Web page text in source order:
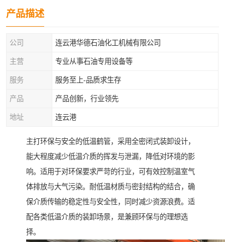
产品描述
公司 连云港华德石油化工机械有限公司
主营 专业从事石油专用设备等
服务 服务至上-品质求生存
产品 产品创新，行业领先
地址 连云港
主打环保与安全的低温鹤管，采用全密闭式装卸设计，
能大程度减少低温介质的挥发与泄漏，降低对环境的影
响。适用于对环保要求严苛的行业，可有效控制温室气
体排放与大气污染。耐低温材质与密封结构的结合，确
保介质传输的稳定性与安全性，同时减少资源浪费。适
配各类低温介质的装卸场景，是兼顾环保与的理想选
择。